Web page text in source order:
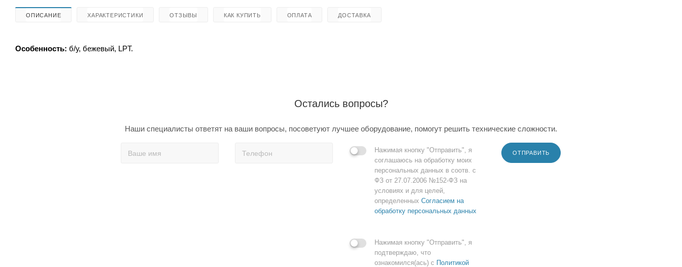
ОПИСАНИЕ ХАРАКТЕРИСТИКИ ОТЗЫВЫ КАК КУПИТЬ ОПЛАТА ДОСТАВКА
Особенность: б/у, бежевый, LPT.
Остались вопросы?
Наши специалисты ответят на ваши вопросы, посоветуют лучшее оборудование, помогут решить технические сложности.
Нажимая кнопку "Отправить", я
соглашаюсь на обработку моих
персональных данных в соотв. с
ФЗ от 27.07.2006 №152-ФЗ на
условиях и для целей,
определенных Согласием на
обработку персональных данных
Нажимая кнопку "Отправить", я
подтверждаю, что
ознакомился(ась) с Политикой
ОТПРАВИТЬ